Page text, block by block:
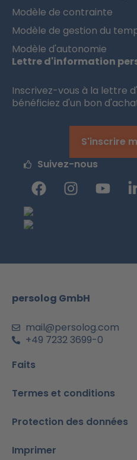
Modèle de contrainte
Modèle de gestion du
Modèle d'autonomie
Lettre d'information
Inscrivez-vous à la lettre
bénéficiez d'un bon
S'inscrire
Suivez-nous
F
a
o
I
n
r
m
Y
o
e
i
I
persolog GmbH
mail@persolog.com
+49 7232 3699-0
Faits
Termes et conditions
Protection des données
Imprimer